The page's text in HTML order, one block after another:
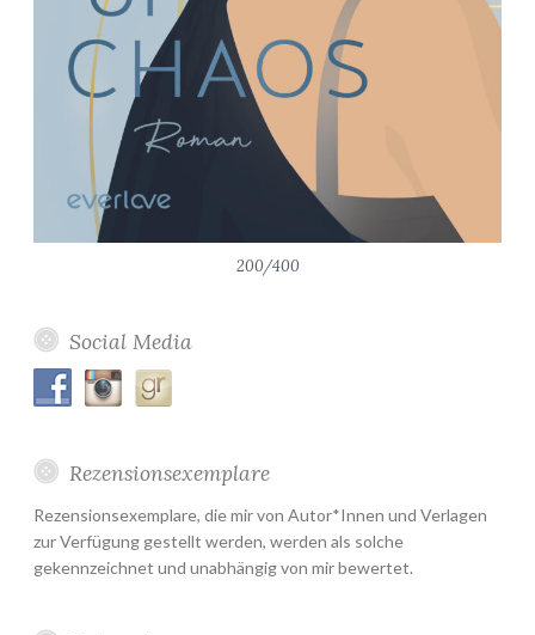
200/400
Social Media
Rezensionsexemplare
Rezensionsexemplare, die mir von Autor*Innen und Verlagen
zur Verfügung gestellt werden, werden als solche
gekennzeichnet und unabhängig von mir bewertet.